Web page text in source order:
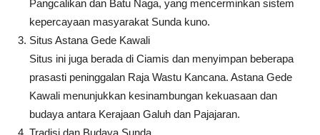
Pangcalikan dan Batu Naga, yang mencerminkan sistem
kepercayaan masyarakat Sunda kuno.
Situs Astana Gede Kawali
Situs ini juga berada di Ciamis dan menyimpan beberapa
prasasti peninggalan Raja Wastu Kancana. Astana Gede
Kawali menunjukkan kesinambungan kekuasaan dan
budaya antara Kerajaan Galuh dan Pajajaran.